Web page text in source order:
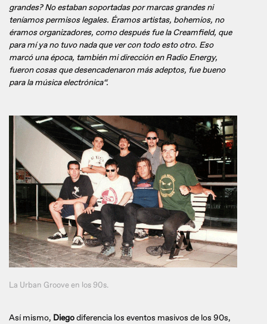
grandes? No estaban soportadas por marcas grandes ni
teníamos permisos legales. Éramos artistas, bohemios, no
éramos organizadores, como después fue la Creamfield, que
para mí ya no tuvo nada que ver con todo esto otro. Eso
marcó una época, también mi dirección en Radio Energy,
fueron cosas que desencadenaron más adeptos, fue bueno
para la música electrónica“.
La Urban Groove en los 90s.
Así mismo, Diegodiferencia los eventos masivos de los 90s,